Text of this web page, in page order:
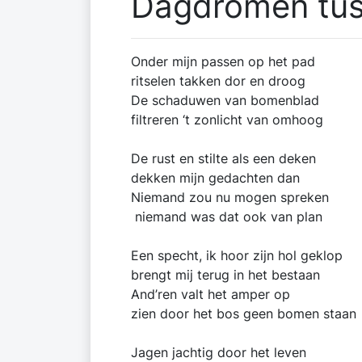
Onder mijn passen op het pad
ritselen takken dor en droog
De schaduwen van bomenblad
filtreren ‘t zonlicht van omhoog
De rust en stilte als een deken
dekken mijn gedachten dan
Niemand zou nu mogen spreken
niemand was dat ook van plan
Een specht, ik hoor zijn hol geklop
brengt mij terug in het bestaan
And’ren valt het amper op
zien door het bos geen bomen staan
Jagen jachtig door het leven